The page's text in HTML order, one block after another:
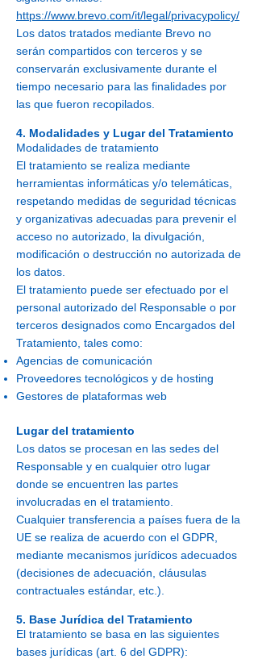
https://www.brevo.com/it/legal/privacypolicy/
Los datos tratados mediante Brevo no
serán compartidos con terceros y se
conservarán exclusivamente durante el
tiempo necesario para las finalidades por
las que fueron recopilados.
4. Modalidades y Lugar del Tratamiento
Modalidades de tratamiento
El tratamiento se realiza mediante
herramientas informáticas y/o telemáticas,
respetando medidas de seguridad técnicas
y organizativas adecuadas para prevenir el
acceso no autorizado, la divulgación,
modificación o destrucción no autorizada de
los datos.
El tratamiento puede ser efectuado por el
personal autorizado del Responsable o por
terceros designados como Encargados del
Tratamiento, tales como:
Agencias de comunicación
Proveedores tecnológicos y de hosting
Gestores de plataformas web
Lugar del tratamiento
Los datos se procesan en las sedes del
Responsable y en cualquier otro lugar
donde se encuentren las partes
involucradas en el tratamiento.
Cualquier transferencia a países fuera de la
UE se realiza de acuerdo con el GDPR,
mediante mecanismos jurídicos adecuados
(decisiones de adecuación, cláusulas
contractuales estándar, etc.).
5. Base Jurídica del Tratamiento
El tratamiento se basa en las siguientes
bases jurídicas (art. 6 del GDPR):